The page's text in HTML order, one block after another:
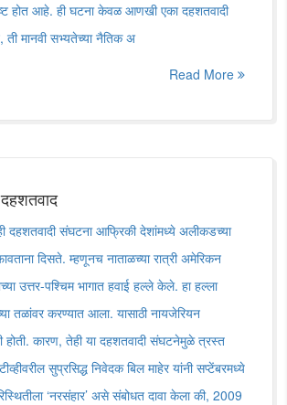
होत आहे. ही घटना केवळ आणखी एका दहशतवादी
मानवी सभ्यतेच्या नैतिक अ
Read More
दहशतवादी संघटना आफ्रिकी देशांमध्ये अलीकडच्या
दिसते. म्हणूनच नाताळच्या रात्री अमेरिकन
उत्तर-पश्चिम भागात हवाई हल्ले केले. हा हल्ला
तळांवर करण्यात आला. यासाठी नायजेरियन
होती. कारण, तेही या दहशतवादी संघटनेमुळे त्रस्त
सुप्रसिद्ध निवेदक बिल माहेर यांनी सप्टेंबरमध्ये
‌‘नरसंहार‌’ असे संबोधत दावा केला की, 2009